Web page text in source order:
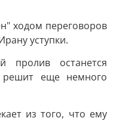
ходом переговоров
уступки.
пролив останется
еще немного
из того, что ему